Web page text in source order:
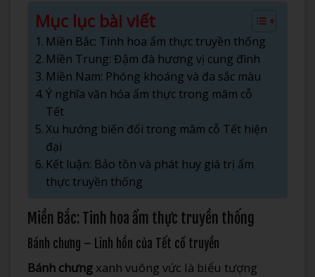
Mục lục bài viết
Miền Bắc: Tinh hoa ẩm thực truyền thống
Miền Trung: Đậm đà hương vị cung đình
Miền Nam: Phóng khoáng và đa sắc màu
Ý nghĩa văn hóa ẩm thực trong mâm cỗ
Tết
Xu hướng biến đổi trong mâm cỗ Tết hiện
đại
Kết luận: Bảo tồn và phát huy giá trị ẩm
thực truyền thống
Miền Bắc: Tinh hoa ẩm thực truyền thống
Bánh chưng – Linh hồn của Tết cổ truyền
Bánh chưng xanh vuông vức là biểu tượng